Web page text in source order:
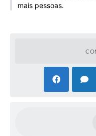
Diário Oficial
mais pessoas.